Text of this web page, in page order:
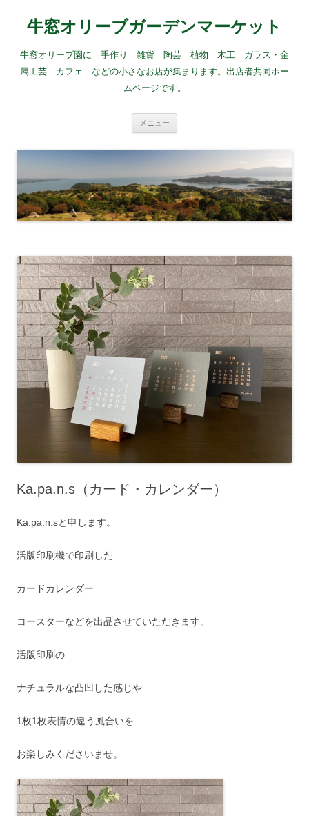
牛窓オリーブガーデンマーケット
牛窓オリーブ園に 手作り 雑貨 陶芸 植物 木工 ガラス・金
属工芸 カフェ などの小さなお店が集まります。出店者共同ホー
ムページです。
メニュー
ス
キ
ッ
プ
Ka.pa.n.s（カード・カレンダー）
Ka.pa.n.sと申します。
活版印刷機で印刷した
カードカレンダー
コースターなどを出品させていただきます。
活版印刷の
ナチュラルな凸凹した感じや
1枚1枚表情の違う風合いを
お楽しみくださいませ。